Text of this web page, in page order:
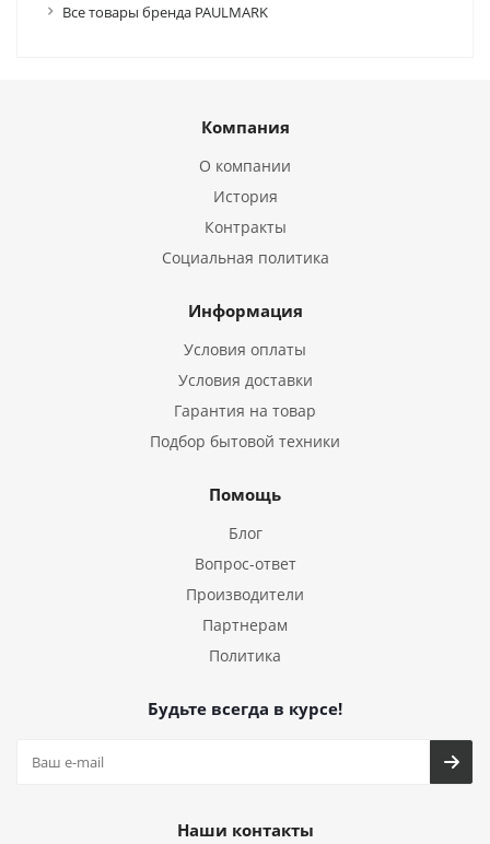
Все товары бренда PAULMARK
Компания
О компании
История
Контракты
Социальная политика
Информация
Условия оплаты
Условия доставки
Гарантия на товар
Подбор бытовой техники
Помощь
Блог
Вопрос-ответ
Производители
Партнерам
Политика
Будьте всегда в курсе!
Наши контакты